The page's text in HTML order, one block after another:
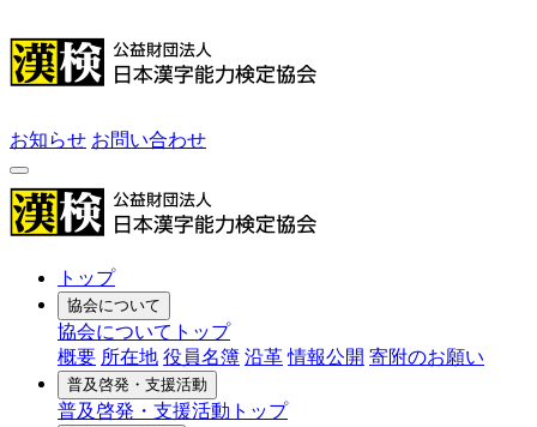
お知らせ お問い合わせ
トップ
協会について
協会についてトップ
概要 所在地 役員名簿 沿革 情報公開 寄附のお願い
普及啓発・支援活動
普及啓発・支援活動トップ